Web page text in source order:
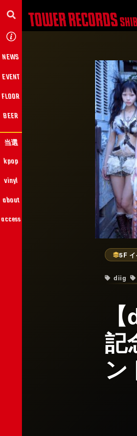
NEWS
EVENT
当選
FLOOR
BEER
kpop
vinyl
about
access
5F
diig
記
ン